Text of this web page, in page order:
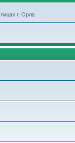
г. Орла